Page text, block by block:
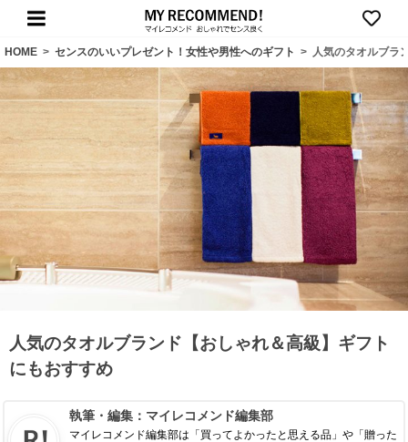
HOME > センスのいいプレゼント！女性や男性へのギフト > 人気のタオルブラ
人気のタオルブランド【おしゃれ＆高級】ギフト
にもおすすめ
執筆・編集： マイレコメンド編集部
マイレコメンド編集部は「買ってよかったと思える品」や「贈った